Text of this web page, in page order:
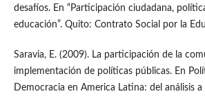
desafíos. En “Participación ciudadana,
educación”. Quito: Contrato Social por la
Saravia, E. (2009). La participación de la
implementación de políticas públicas. En
Democracia en America Latina: del análisis